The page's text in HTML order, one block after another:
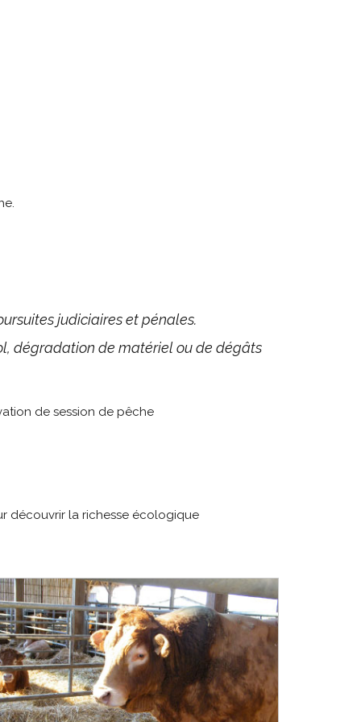
judiciaires et pénales.
dégradation de matériel ou de dégâts
de session de pêche
découvrir la richesse écologique